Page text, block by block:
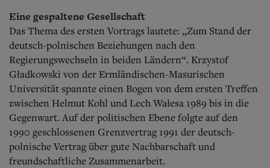
Eine gespaltene Gesellschaft
Das Thema des ersten Vortrags lautete: „Zum Stand der
deutsch-polnischen Beziehungen nach den
Regierungswechseln in beiden Ländern“. Krzystof
Gładkowski von der Ermländischen-Masurischen
Universität spannte einen Bogen von dem ersten Treffen
zwischen Helmut Kohl und Lech Wałesa 1989 bis in die
Gegenwart. Auf der politischen Ebene folgte auf den
1990 geschlossenen Grenzvertrag 1991 der deutsch-
polnische Vertrag über gute Nachbarschaft und
freundschaftliche Zusammenarbeit.